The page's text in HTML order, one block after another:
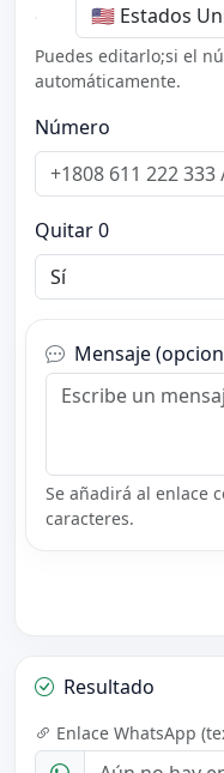
Puedes editarlo;si el
automáticamente.
Número
Quitar 0
Mensaje
Se añadirá al enlace
caracteres.
Resultado
Enlace WhatsApp